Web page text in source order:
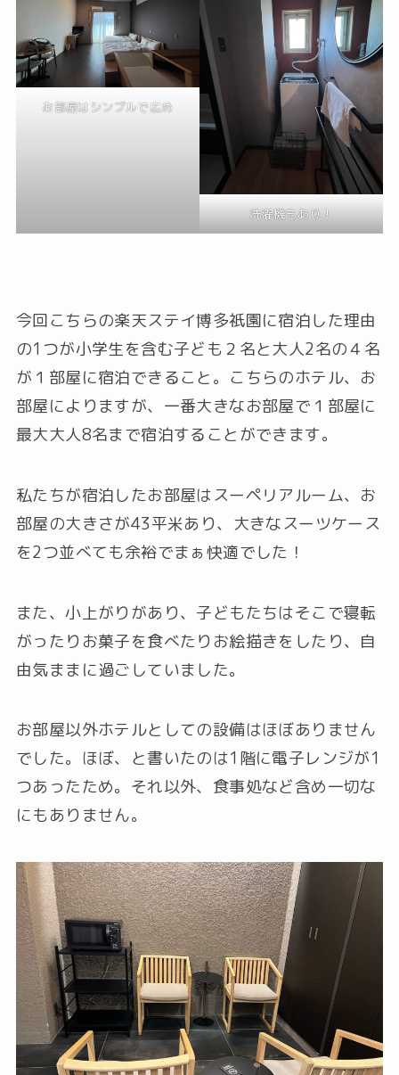
お部屋はシンプルで広め
洗濯機もあり！
今回こちらの楽天ステイ博多祇園に宿泊した理由
の1つが小学生を含む子ども２名と大人2名の４名
が１部屋に宿泊できること。こちらのホテル、お
部屋によりますが、一番大きなお部屋で１部屋に
最大大人8名まで宿泊することができます。
私たちが宿泊したお部屋はスーペリアルーム、お
部屋の大きさが43平米あり、大きなスーツケース
を2つ並べても余裕でまぁ快適でした！
また、小上がりがあり、子どもたちはそこで寝転
がったりお菓子を食べたりお絵描きをしたり、自
由気ままに過ごしていました。
お部屋以外ホテルとしての設備はほぼありません
でした。ほぼ、と書いたのは1階に電子レンジが1
つあったため。それ以外、食事処など含め一切な
にもありません。